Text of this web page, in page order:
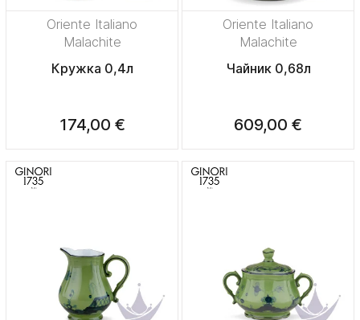
Oriente Italiano
Malachite
Кружка 0,4л
174,00 €
Oriente Italiano
Malachite
Чайник 0,68л
609,00 €